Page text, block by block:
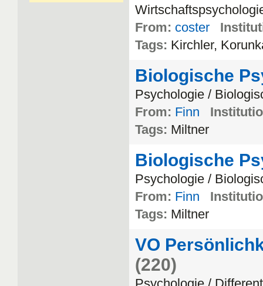
From: coster
Tags: Kirchler,
Biologische
Psychologie /
From: Finn
Tags: Miltner
Biologische
Psychologie /
From: Finn
Tags: Miltner
VO
(220)